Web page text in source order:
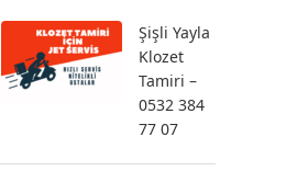
Şişli Yayla
Klozet
Tamiri –
0532 384
77 07